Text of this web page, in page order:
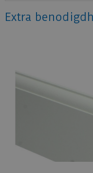
Extra